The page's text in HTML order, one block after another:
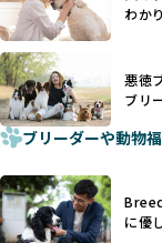
す。
BreederFamilies
ーダー」のみを紹
設け、ブリーダー
ています。
一部の営利優先の
えずに大量繁殖が
が見られます。さ
たり、栄養のない
で処置するケース
「耳やしっぽを切
犬種ごとに異なる
適切に対応するた
せん。現在、犬種
たとえば、パグは
ドール・レトリバ
す。このような犬
わか
悪徳
ブリ
ブリーダーや動物
に優